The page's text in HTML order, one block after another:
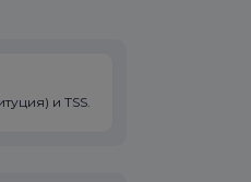
и TSS.